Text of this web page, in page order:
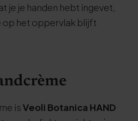
je je handen hebt ingevet,
op het oppervlak blijft
isVeoli Botanica HAND